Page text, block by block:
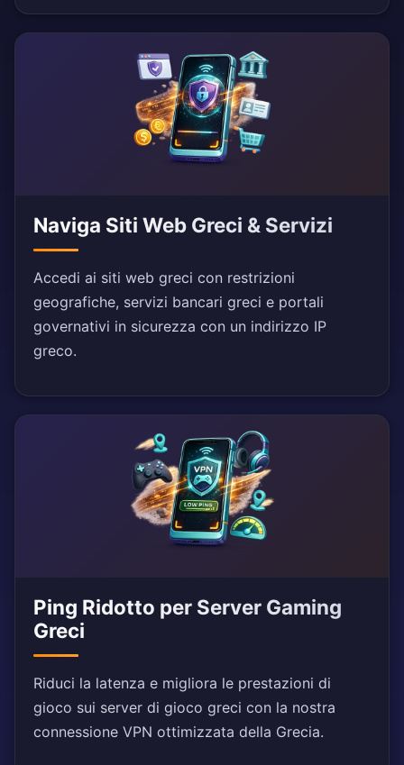
Naviga Siti Web Greci & Servizi
Accedi ai siti web greci con restrizioni
geografiche, servizi bancari greci e portali
governativi in sicurezza con un indirizzo IP
greco.
Ping Ridotto per Server Gaming
Greci
Riduci la latenza e migliora le prestazioni di
gioco sui server di gioco greci con la nostra
connessione VPN ottimizzata della Grecia.